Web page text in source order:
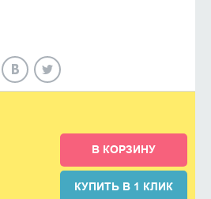
В КОРЗИНУ
КУПИТЬ В 1 КЛИК